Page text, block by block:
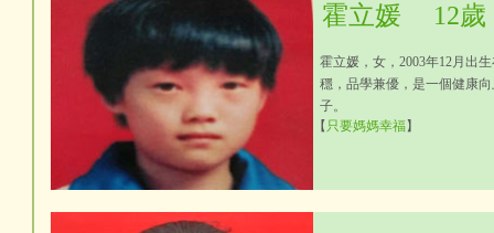
霍立媛 12歲
霍立媛，女，2003年12月出
穩，品學兼優，是一個健康
子。
【 只要媽媽幸福】